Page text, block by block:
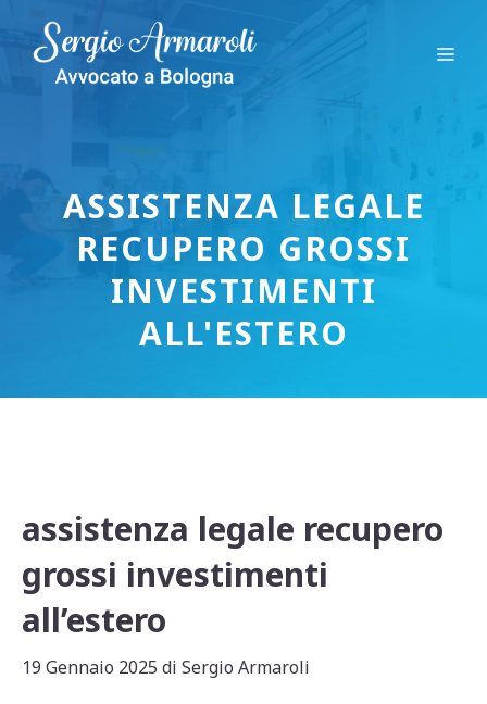
contenuto
ASSISTENZA LEGALE
RECUPERO GROSSI
INVESTIMENTI
ALL'ESTERO
assistenza legale recupero
grossi investimenti
all’estero
19 Gennaio 2025 di Sergio Armaroli